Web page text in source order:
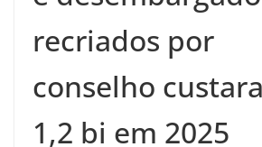
recriados por
conselho
1,2 bi em 2025